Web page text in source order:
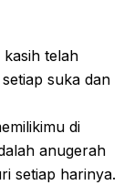
kasih telah
suka dan
di
anugerah
setiap harinya.